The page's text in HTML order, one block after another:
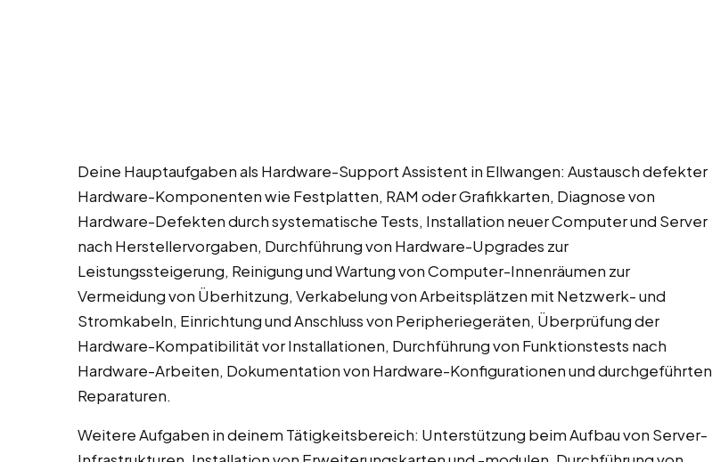
Deine Hauptaufgaben als Hardware-Support Assistent in Ellwangen: Austausch defekter
Hardware-Komponenten wie Festplatten, RAM oder Grafikkarten, Diagnose von
Hardware-Defekten durch systematische Tests, Installation neuer Computer und Server
nach Herstellervorgaben, Durchführung von Hardware-Upgrades zur
Leistungssteigerung, Reinigung und Wartung von Computer-Innenräumen zur
Vermeidung von Überhitzung, Verkabelung von Arbeitsplätzen mit Netzwerk- und
Stromkabeln, Einrichtung und Anschluss von Peripheriegeräten, Überprüfung der
Hardware-Kompatibilität vor Installationen, Durchführung von Funktionstests nach
Hardware-Arbeiten, Dokumentation von Hardware-Konfigurationen und durchgeführten
Reparaturen.
Weitere Aufgaben in deinem Tätigkeitsbereich: Unterstützung beim Aufbau von Server-